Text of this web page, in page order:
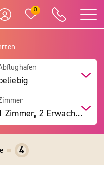
0
1 Zimmer, 2 Erwachsene
4